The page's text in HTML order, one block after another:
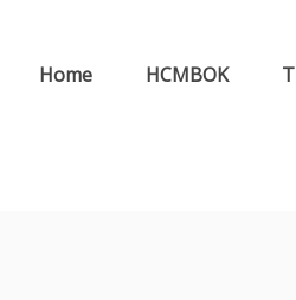
Home HCMBOK